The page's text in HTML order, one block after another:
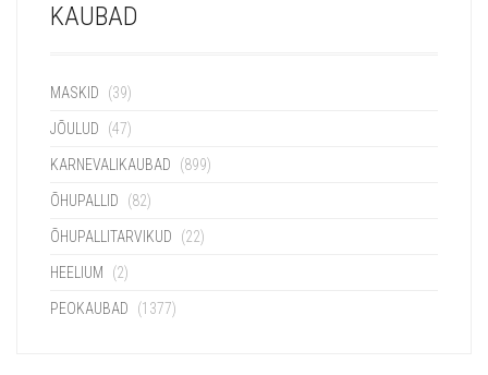
KAUBAD
MASKID (39)
JÕULUD (47)
KARNEVALIKAUBAD (899)
ÕHUPALLID (82)
ÕHUPALLITARVIKUD (22)
HEELIUM (2)
PEOKAUBAD (1377)